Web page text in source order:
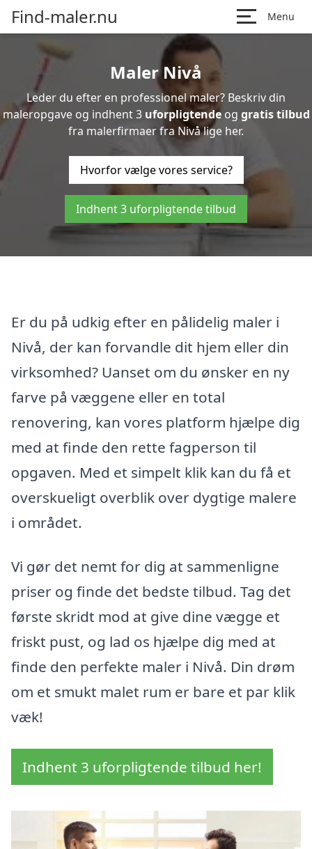
Find-maler.nu Menu
Maler Nivå
Leder du efter en professionel maler? Beskriv din
maleropgave og indhent 3 uforpligtendeog gratis tilbud
fra malerfirmaer fra Nivå lige her.
Hvorfor vælge vores service?
Indhent 3 uforpligtende tilbud
Er du på udkig efter en pålidelig maler i
Nivå, der kan forvandle dit hjem eller din
virksomhed? Uanset om du ønsker en ny
farve på væggene eller en total
renovering, kan vores platform hjælpe dig
med at finde den rette fagperson til
opgaven. Med et simpelt klik kan du få et
overskueligt overblik over dygtige malere
i området.
Vi gør det nemt for dig at sammenligne
priser og finde det bedste tilbud. Tag det
første skridt mod at give dine vægge et
friskt pust, og lad os hjælpe dig med at
finde den perfekte maler i Nivå. Din drøm
om et smukt malet rum er bare et par klik
væk!
Indhent 3 uforpligtende tilbud her!